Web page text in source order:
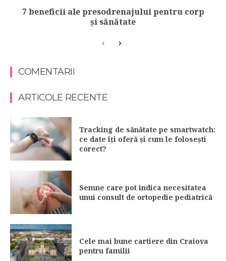
7 beneficii ale presodrenajului pentru corp
și sănătate
COMENTARII
ARTICOLE RECENTE
Tracking de sănătate pe smartwatch:
ce date îți oferă și cum le folosești
corect?
Semne care pot indica necesitatea
unui consult de ortopedie pediatrică
Cele mai bune cartiere din Craiova
pentru familii